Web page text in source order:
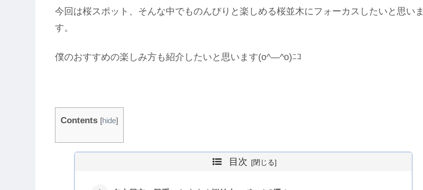
今回は桜スポット、そんな中でものんびりと楽しめる桜並木にフォーカスしたいと思いま
す。
僕のおすすめの楽しみ方も紹介したいと思います(o^―^o)ﾆｺ
Contents [hide]
目次